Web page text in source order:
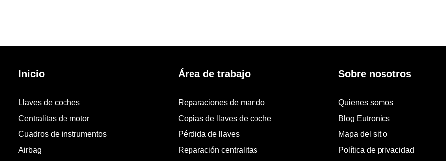
Inicio
Llaves de coches
Centralitas de motor
Cuadros de instrumentos
Airbag
Área de trabajo
Reparaciones de mando
Copias de llaves de coche
Pérdida de llaves
Reparación centralitas
Sobre nosotros
Quienes somos
Blog Eutronics
Mapa del sitio
Política de privacidad